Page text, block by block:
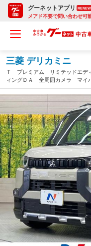
グーネットアプリ RENEW
メアド不要で問い合わせ可
三菱 デリカミニ
Ｔ プレミアム リミテッドエ
ィングＤＡ 全周囲カメラ マ
Ｂｌｕｅｔｏｏｔｈ 両側電動
ングヒーター 電動パーキング